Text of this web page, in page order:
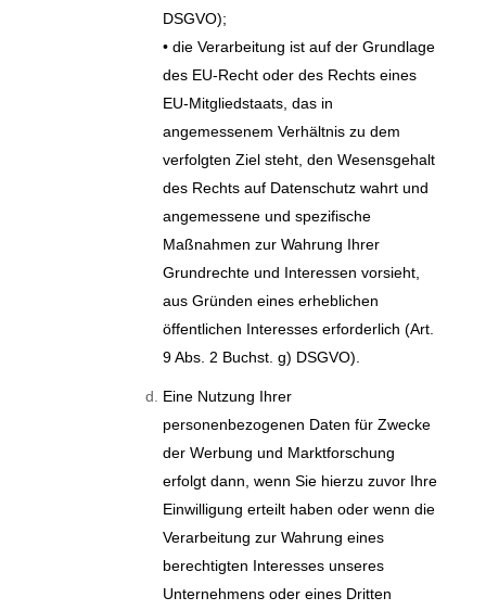
DSGVO);
• die Verarbeitung ist auf der Grundlage
des EU-Recht oder des Rechts eines
EU-Mitgliedstaats, das in
angemessenem Verhältnis zu dem
verfolgten Ziel steht, den Wesensgehalt
des Rechts auf Datenschutz wahrt und
angemessene und spezifische
Maßnahmen zur Wahrung Ihrer
Grundrechte und Interessen vorsieht,
aus Gründen eines erheblichen
öffentlichen Interesses erforderlich (Art.
9 Abs. 2 Buchst. g) DSGVO).
Eine Nutzung Ihrer
personenbezogenen Daten für Zwecke
der Werbung und Marktforschung
erfolgt dann, wenn Sie hierzu zuvor Ihre
Einwilligung erteilt haben oder wenn die
Verarbeitung zur Wahrung eines
berechtigten Interesses unseres
Unternehmens oder eines Dritten